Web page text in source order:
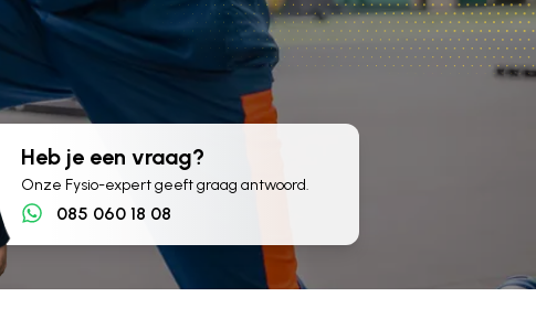
Heb je een vraag?
Onze Fysio-expert geeft graag antwoord.
085 060 18 08